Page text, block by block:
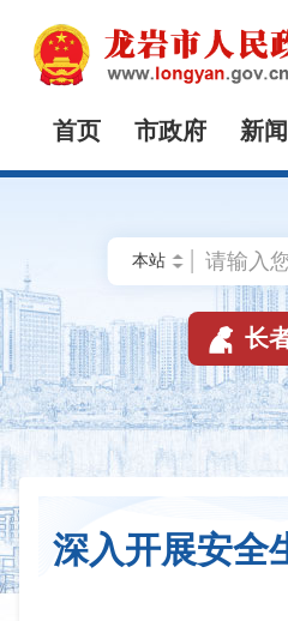
首页 市政府 新
 长
深入开展安全